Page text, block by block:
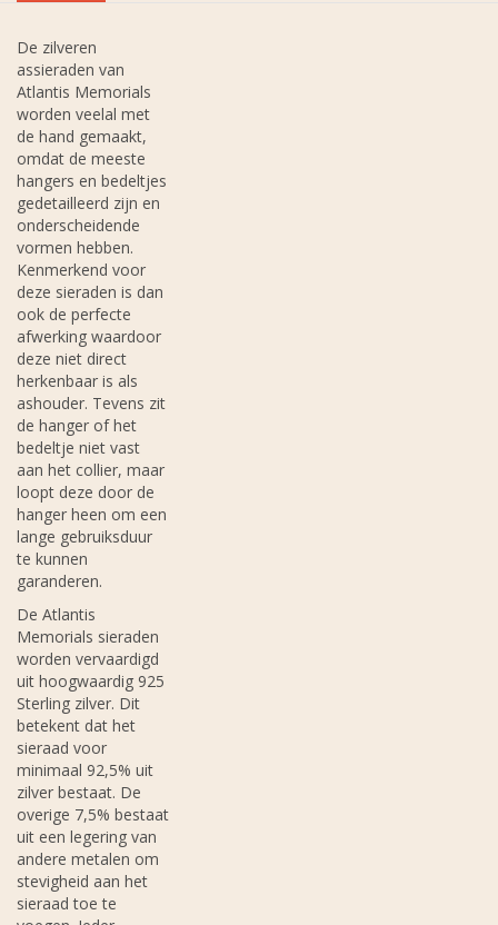
De zilveren
assieraden van
Atlantis Memorials
worden veelal met
de hand gemaakt,
omdat de meeste
hangers en bedeltjes
gedetailleerd zijn en
onderscheidende
vormen hebben.
Kenmerkend voor
deze sieraden is dan
ook de perfecte
afwerking waardoor
deze niet direct
herkenbaar is als
ashouder. Tevens zit
de hanger of het
bedeltje niet vast
aan het collier, maar
loopt deze door de
hanger heen om een
lange gebruiksduur
te kunnen
garanderen.
De Atlantis
Memorials sieraden
worden vervaardigd
uit hoogwaardig 925
Sterling zilver. Dit
betekent dat het
sieraad voor
minimaal 92,5% uit
zilver bestaat. De
overige 7,5% bestaat
uit een legering van
andere metalen om
stevigheid aan het
sieraad toe te